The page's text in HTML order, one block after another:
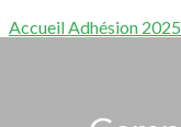
AccueilAdhésion